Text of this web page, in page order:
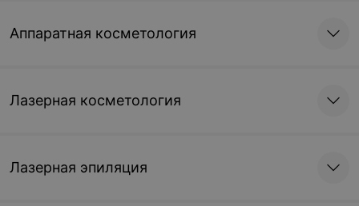
Аппаратная косметология
Лазерная косметология
Лазерная эпиляция